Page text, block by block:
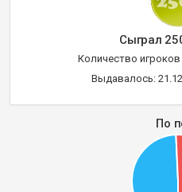
Сыграл
Количество
Выдавалось:
По